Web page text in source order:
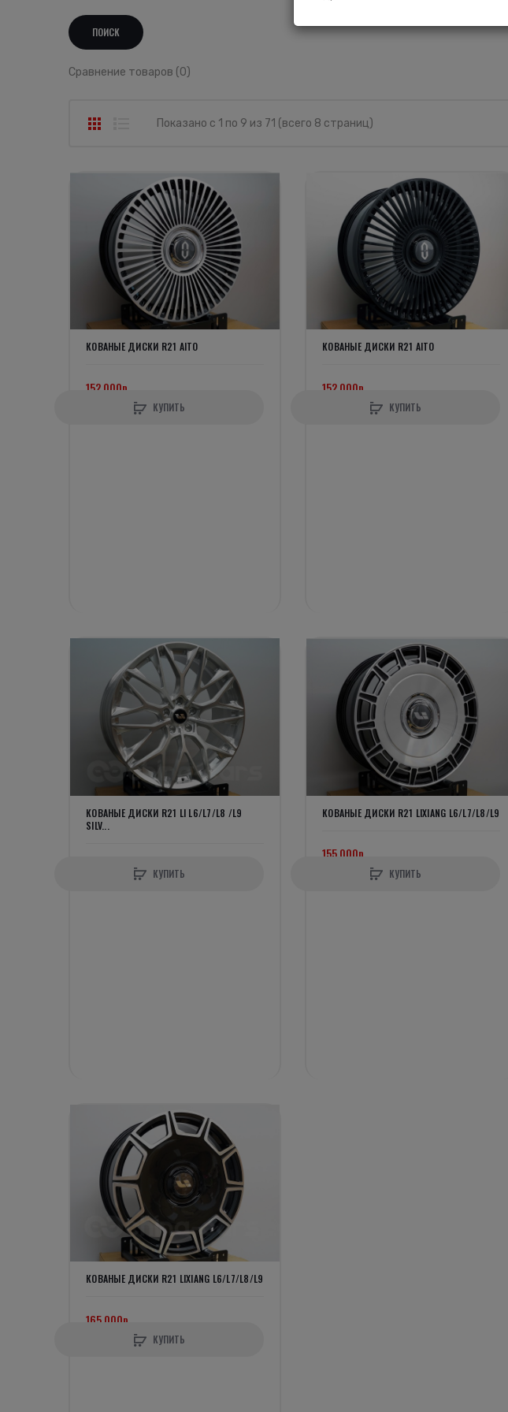
Сравнение товаров (0)
Показано с 1 по 9 из 71 (всего 8 страниц)
КОВАНЫЕ ДИСКИ R21 AITO
152 000р.
КУПИТЬ
КОВАНЫЕ ДИСКИ R21 AITO
152 000р.
КУПИТЬ
КОВАНЫЕ ДИСКИ R21 LI L6/L7/L8 /L9
SILV...
КУПИТЬ
КОВАНЫЕ ДИСКИ R21 LIXIANG L6/L7/L8/L9
155 000р.
КУПИТЬ
КОВАНЫЕ ДИСКИ R21 LIXIANG L6/L7/L8/L9
165 000р.
КУПИТЬ